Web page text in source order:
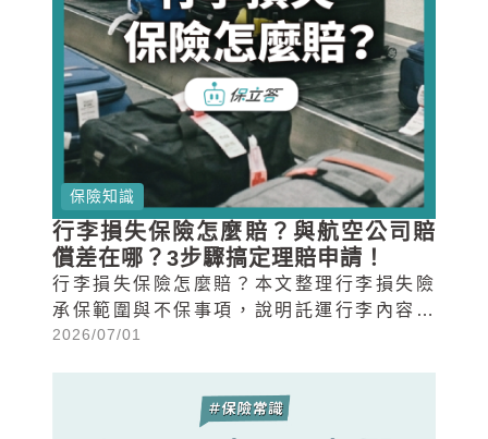
保險知識
行李損失保險怎麼賠？與航空公司賠
償差在哪？3步驟搞定理賠申請！
行李損失保險怎麼賠？本文整理行李損失險
承保範圍與不保事項，說明託運行李內容物
遺失、旅途中遭竊或搶奪等常見情境該如何
2026/07/01